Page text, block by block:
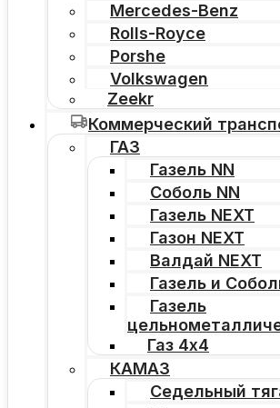
Mercedes-Benz
Rolls-Royce
Porshe
Volkswagen
Zeekr
Коммерческий
ГАЗ
Газель NN
Соболь NN
Газель NEXT
Газон NEXT
Валдай NEXT
Газель и
Газель
Газ 4х4
КАМАЗ
Седельный